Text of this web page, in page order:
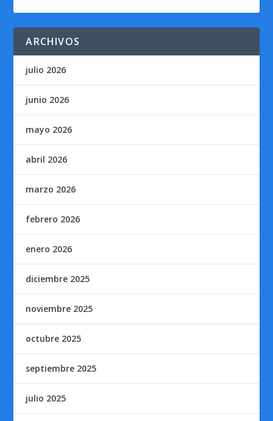
ARCHIVOS
julio 2026
junio 2026
mayo 2026
abril 2026
marzo 2026
febrero 2026
enero 2026
diciembre 2025
noviembre 2025
octubre 2025
septiembre 2025
julio 2025